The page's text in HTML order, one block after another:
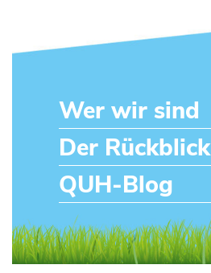
Wer wir sind
Der Rückblick
QUH-Blog